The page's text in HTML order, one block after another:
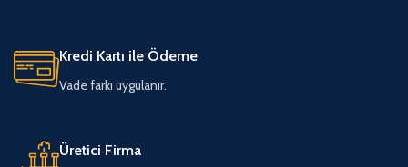
Kredi Kartı ile Ödeme
Vade farkı uygulanır.
Üretici Firma